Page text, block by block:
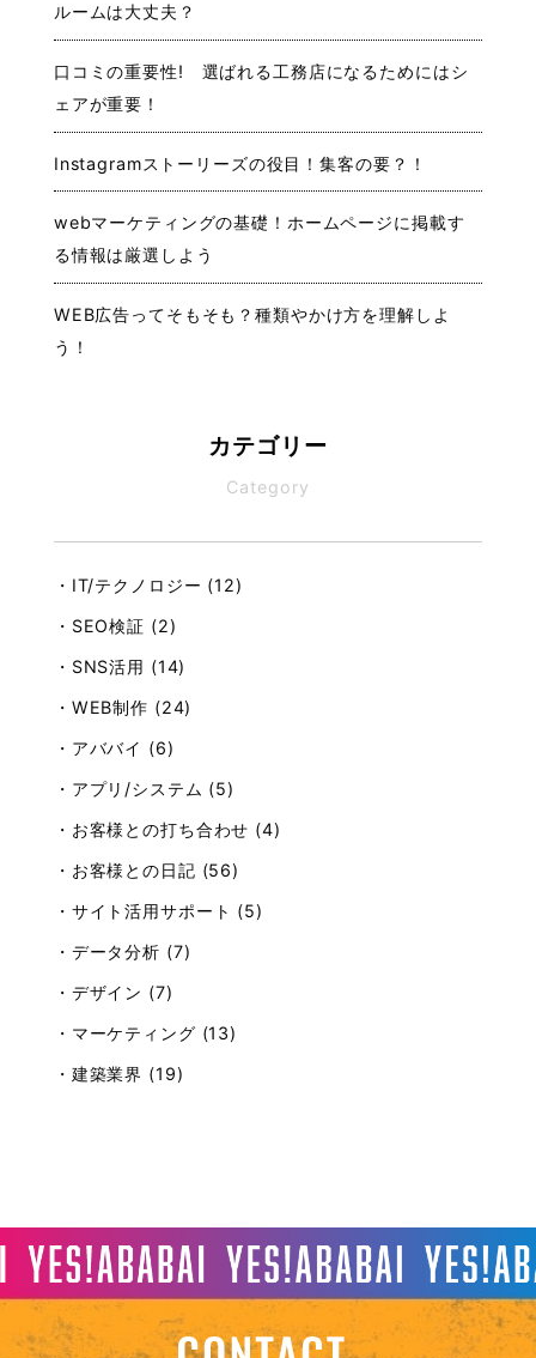
ルームは大丈夫？
口コミの重要性! 選ばれる工務店になるためにはシ
ェアが重要！
Instagramストーリーズの役目！集客の要？！
webマーケティングの基礎！ホームページに掲載す
る情報は厳選しよう
WEB広告ってそもそも？種類やかけ方を理解しよ
う！
カテゴリー
Category
・IT/テクノロジー (12)
・SEO検証 (2)
・SNS活用 (14)
・WEB制作 (24)
・アババイ (6)
・アプリ/システム (5)
・お客様との打ち合わせ (4)
・お客様との日記 (56)
・サイト活用サポート (5)
・データ分析 (7)
・デザイン (7)
・マーケティング (13)
・建築業界 (19)